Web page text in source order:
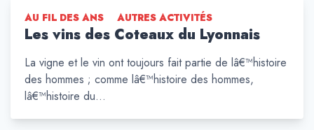
AU FIL DES ANS AUTRES ACTIVITÉS
Les vins des Coteaux du Lyonnais
La vigne et le vin ont toujours fait partie de lâ€™histoire
des hommes ; comme lâ€™histoire des hommes,
lâ€™histoire du…